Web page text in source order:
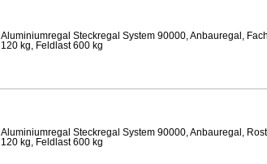
Aluminiumregal Steckregal System 90000, Anbauregal,
120 kg, Feldlast 600 kg
Aluminiumregal Steckregal System 90000, Anbauregal,
120 kg, Feldlast 600 kg